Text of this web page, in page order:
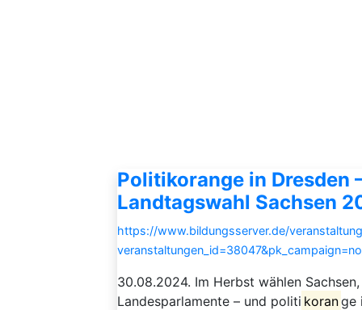
Politikorange in Dresden
Landtagswahl Sachsen
https://www.bildungsserver.de/
30.08.2024. Im Herbst wählen
Landesparlamente – und politi korange